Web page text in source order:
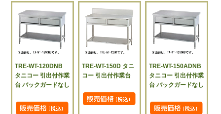
TRE-WT-120DNB
タニコー 引出付作業
台 バックガードなし
TRE-WT-150D タニ
コー 引出付作業台
TRE-WT-150ADNB
タニコー 引出付作業
台 バックガードなし